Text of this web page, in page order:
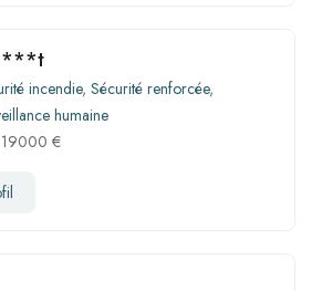
incendie, Sécurité renforcée,
humaine
19000 €